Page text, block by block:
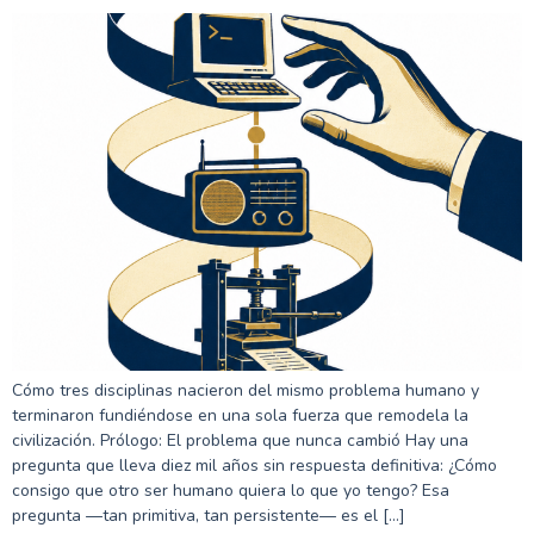
Cómo tres disciplinas nacieron del mismo problema humano y
terminaron fundiéndose en una sola fuerza que remodela la
civilización. Prólogo: El problema que nunca cambió Hay una
pregunta que lleva diez mil años sin respuesta definitiva: ¿Cómo
consigo que otro ser humano quiera lo que yo tengo? Esa
pregunta —tan primitiva, tan persistente— es el […]